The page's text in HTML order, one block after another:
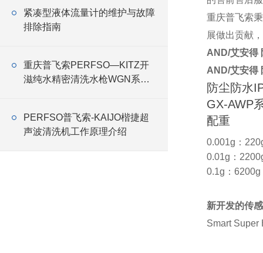
紧凑型液体流量计的维护与故障
排除指南
重庆普飞索PERFSO—KITZ开
滋纯水精密清洗水枪WGN系列
PERFSO普飞索-KAIJO楷捷超
声波清洗机工作原理介绍
重庆普飞索
展做出贡献
AND/艾安得
AND/艾安得
防尘防水
GX-AWP
配重
0.001g：
0.01g：
0.1g：6200g
新开发的传
Smart Super